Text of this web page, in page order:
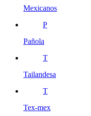
Mexicanos
P
Pañola
T
Tailandesa
T
Tex-mex